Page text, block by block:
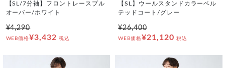
【SL/7分袖】フロントレースプル
オーバー/ホワイト
¥4,290
WEB価格¥3,432 税込
【SL】ウールスタンドカラーベル
テッドコート/グレー
¥26,400
WEB価格¥21,120 税込